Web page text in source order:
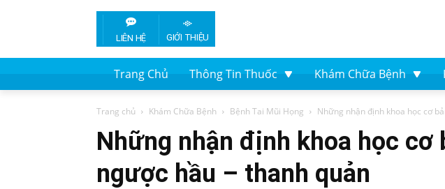
LIÊN HỆ GIỚI THIỆU
Trang Chủ Thông Tin Thuốc Khám Chữa Bệnh
Trang chủ Khám Chữa Bệnh Bệnh Tai Mũi Họng Những nhận định khoa học cơ
Những nhận định khoa học cơ
ngược hầu – thanh quản